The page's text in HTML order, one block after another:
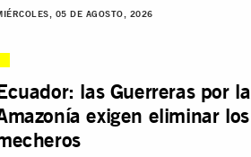
05 DE AGOSTO, 2026
las Guerreras por la
exigen eliminar los